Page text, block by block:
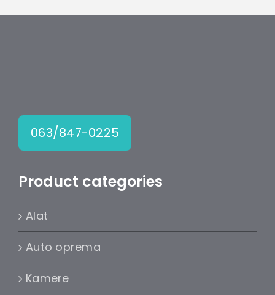
063/847-0225
Product categories
Alat
Auto oprema
Kamere